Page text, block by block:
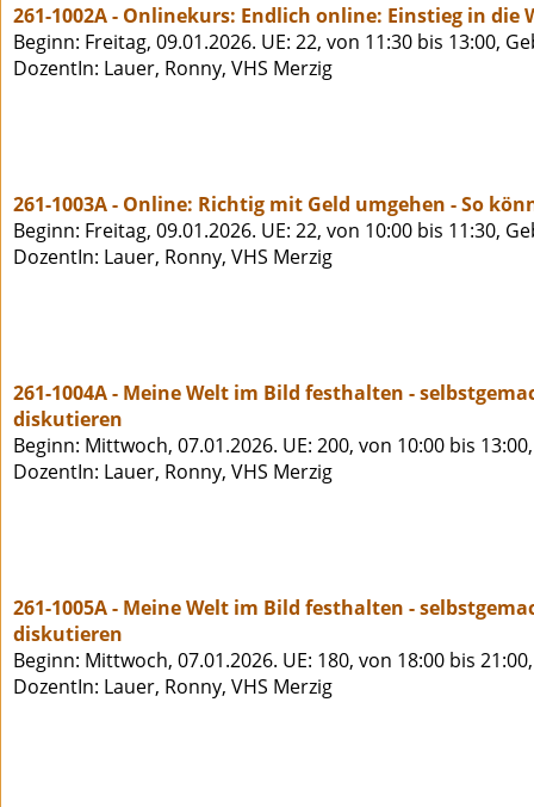
261-1002A - Onlinekurs: Endlich online: Einstieg in
Beginn: Freitag, 09.01.2026. UE: 22, von 11:30 bis 13:00,
DozentIn: Lauer, Ronny, VHS Merzig
261-1003A - Online: Richtig mit Geld umgehen - So
Beginn: Freitag, 09.01.2026. UE: 22, von 10:00 bis 11:30,
DozentIn: Lauer, Ronny, VHS Merzig
261-1004A - Meine Welt im Bild festhalten -
diskutieren
Beginn: Mittwoch, 07.01.2026. UE: 200, von 10:00 bis
DozentIn: Lauer, Ronny, VHS Merzig
261-1005A - Meine Welt im Bild festhalten -
diskutieren
Beginn: Mittwoch, 07.01.2026. UE: 180, von 18:00 bis
DozentIn: Lauer, Ronny, VHS Merzig